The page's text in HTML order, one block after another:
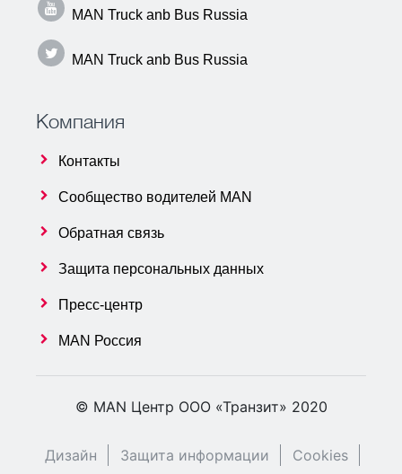
MAN Truck anb Bus Russia
MAN Truck anb Bus Russia
Компания
Контакты
Сообщество водителей MAN
Обратная связь
Защита персональных данных
Пресс-центр
MAN Россия
© MAN Центр ООО «Транзит» 2020
Дизайн Защита информации Cookies